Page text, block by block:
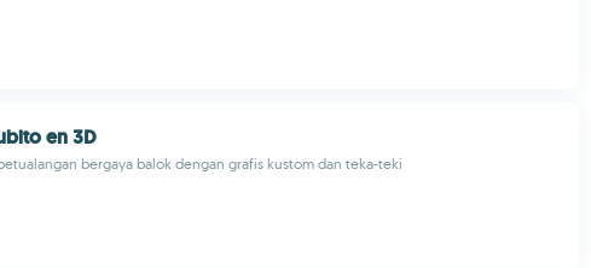
en 3D
bergaya balok dengan grafis kustom dan teka-teki